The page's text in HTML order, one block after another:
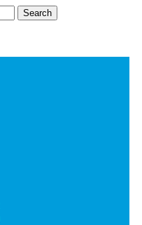
Search